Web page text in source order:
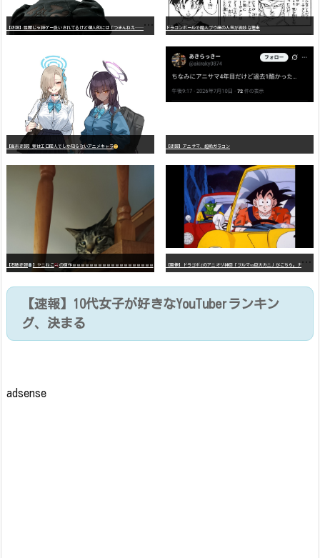
【
悲報】世間じゃ神ゲー扱いされてるけど個人的には「つまんねえ……」と思ったゲーム挙げてけ ドラゴンボールで魔人ブウ編の人気が微妙な理由
【高市悲報】実はエロ同人でしか知らないアニメキャラ 【悲報】アニサマ、超絶ガラコン
【石破悲報 】ヤニねこ の原作ｗｗｗｗｗｗｗｗｗｗｗｗｗｗｗｗｗｗｗ 【
画像】ドラゴボZのアニオリ神回「ブルマvs巨大カニ」がこちら。ナメック星の海にドラゴボを落としたブルマと巨大カニのバトル
【速報】10代女子が好きなYouTuberランキン
グ、決まる
adsense